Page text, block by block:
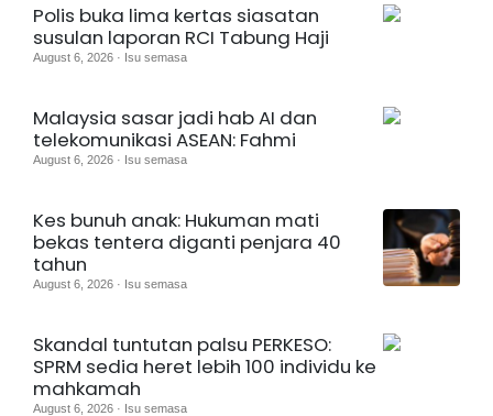
Polis buka lima kertas siasatan
susulan laporan RCI Tabung Haji
August 6, 2026 · Isu semasa
Malaysia sasar jadi hab AI dan
telekomunikasi ASEAN: Fahmi
August 6, 2026 · Isu semasa
Kes bunuh anak: Hukuman mati
bekas tentera diganti penjara 40
tahun
August 6, 2026 · Isu semasa
Skandal tuntutan palsu PERKESO:
SPRM sedia heret lebih 100 individu ke
mahkamah
August 6, 2026 · Isu semasa